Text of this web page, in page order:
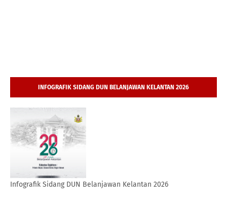
INFOGRAFIK SIDANG DUN BELANJAWAN KELANTAN 2026
Infografik Sidang DUN Belanjawan Kelantan 2026